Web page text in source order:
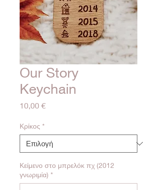
Our Story
Keychain
10,00 €Τιμή
Κρίκος *
Κείμενο στο μπρελόκ πχ (2012
γνωριμία) *